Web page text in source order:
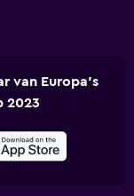
van Europa's
2023